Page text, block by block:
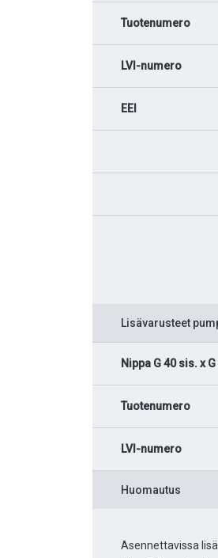
Tuotenumero
LVI-numero
EEI
Lisävarusteet
Nippa G 40 sis. x
Tuotenumero
LVI-numero
Huomautus
Asennettavissa